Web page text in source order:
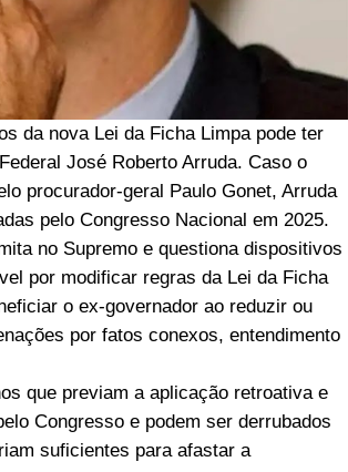
da nova Lei da Ficha Limpa pode ter
José Roberto Arruda. Caso o
procurador-geral Paulo Gonet, Arruda
pelo Congresso Nacional em 2025.
no Supremo e questiona dispositivos
por modificar regras da Lei da Ficha
o ex-governador ao reduzir ou
por fatos conexos, entendimento
que previam a aplicação retroativa e
Congresso e podem ser derrubados
suficientes para afastar a